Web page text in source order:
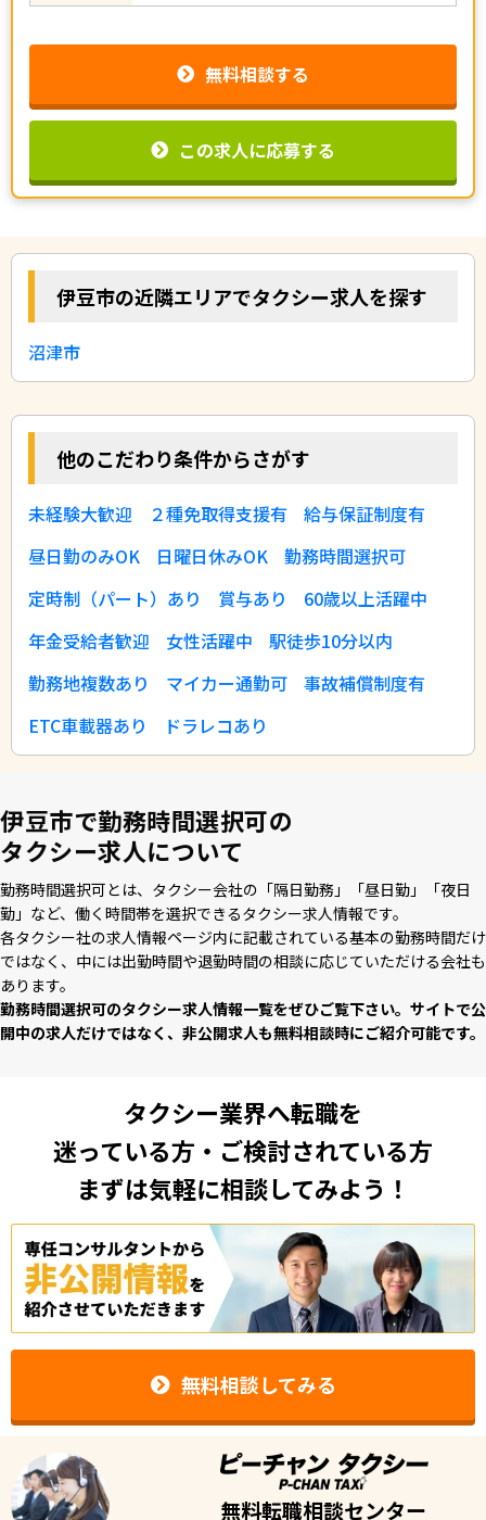
無料相談する
この求人に応募する
伊豆市の近隣エリアでタクシー求人を探す
沼津市
他のこだわり条件からさがす
未経験大歓迎 ２種免取得支援有
給与保証制度有
昼日勤のみOK
日曜日休みOK
勤務時間選択可
定時制（パート）あり
賞与あり
60歳以上活躍中
年金受給者歓迎
女性活躍中
駅徒歩10分以内
勤務地複数あり
マイカー通勤可
事故補償制度有
ETC車載器あり
ドラレコあり
伊豆市で勤務時間選択可の
タクシー求人について
勤務時間選択可とは、タクシー会社の「隔⽇勤務」「昼⽇勤」「夜⽇
勤」など、働く時間帯を選択できるタクシー求⼈情報です。
各タクシー社の求⼈情報ページ内に記載されている基本の勤務時間だけ
ではなく、中には出勤時間や退勤時間の相談に応じていただける会社も
あります。
勤務時間選択可のタクシー求⼈情報⼀覧をぜひご覧下さい。サイトで公
開中の求⼈だけではなく、⾮公開求⼈も無料相談時にご紹介可能です。
タクシー業界へ転職を
迷っている方・ご検討されている方
まずは気軽に相談してみよう！
無料相談してみる
無料転職相談センター